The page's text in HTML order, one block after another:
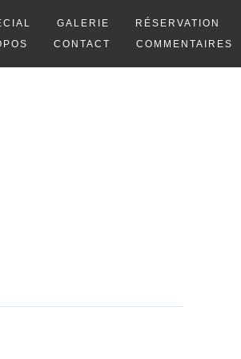
GALERIE
RÉSERVATION
CONTACT COMMENTAIRES